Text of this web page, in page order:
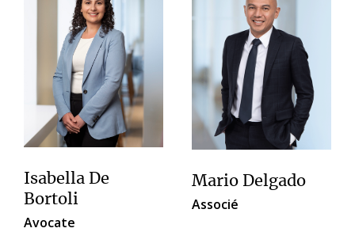
Isabella De
Bortoli
Avocate
Mario Delgado
Associé